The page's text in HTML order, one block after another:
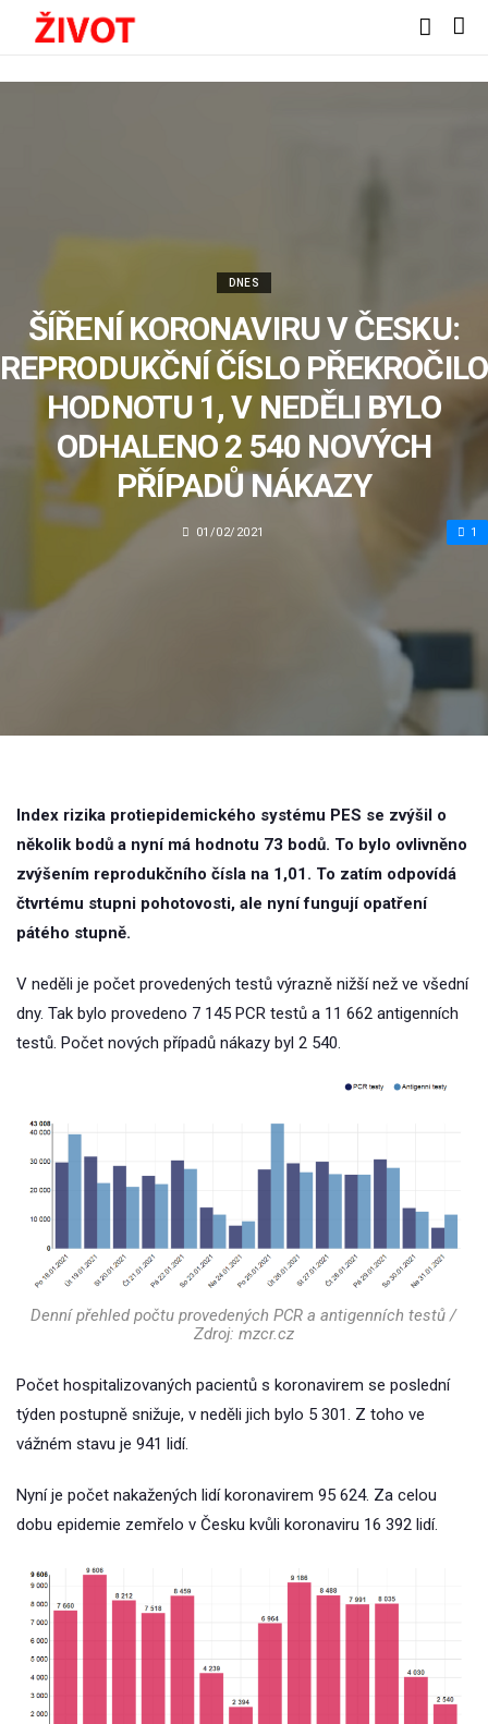
DNES
ŠÍŘENÍ KORONAVIRU V ČESKU:
REPRODUKČNÍ ČÍSLO PŘEKROČILO
HODNOTU 1, V NEDĚLI BYLO
ODHALENO 2 540 NOVÝCH
PŘÍPADŮ NÁKAZY
01/02/2021 1
Index rizika protiepidemického systému PES se zvýšil o
několik bodů a nyní má hodnotu 73 bodů. To bylo ovlivněno
zvýšením reprodukčního čísla na 1,01. To zatím odpovídá
čtvrtému stupni pohotovosti, ale nyní fungují opatření
pátého stupně.
V neděli je počet provedených testů výrazně nižší než ve všední
dny. Tak bylo provedeno 7 145 PCR testů a 11 662 antigenních
testů. Počet nových případů nákazy byl 2 540.
Denní přehled počtu provedených PCR a antigenních testů /
Zdroj: mzcr.cz
Počet hospitalizovaných pacientů s koronavirem se poslední
týden postupně snižuje, v neděli jich bylo 5 301. Z toho ve
vážném stavu je 941 lidí.
Nyní je počet nakažených lidí koronavirem 95 624. Za celou
dobu epidemie zemřelo v Česku kvůli koronaviru 16 392 lidí.